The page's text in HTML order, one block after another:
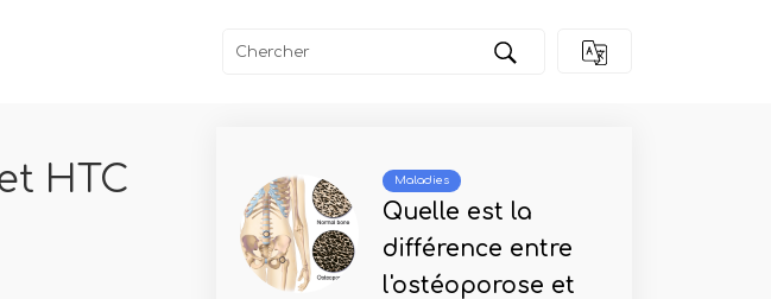
HTC
Maladies
Quelle est la
différence entre
l'ostéoporose et